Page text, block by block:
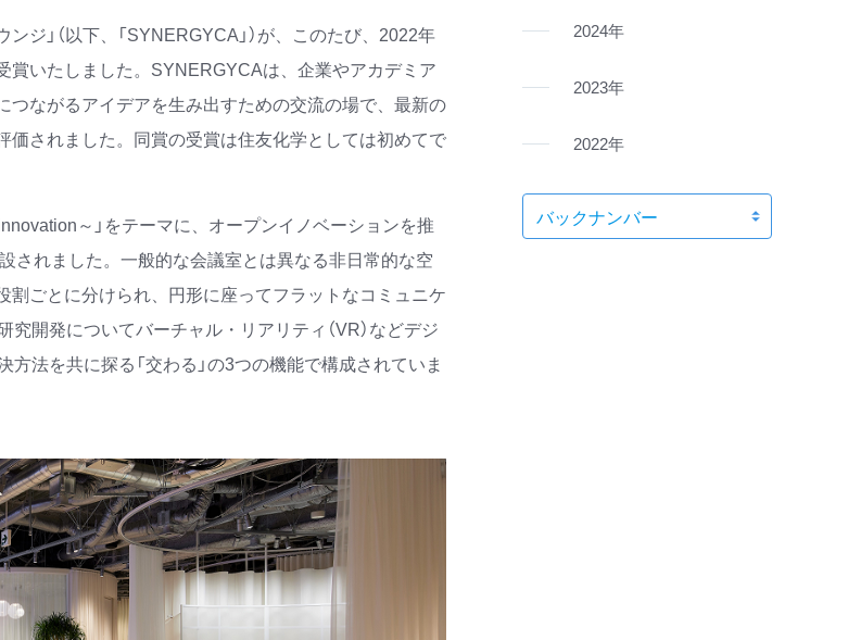
ジ」（以下、「SYNERGYCA」）が、このたび、2022年
賞いたしました。SYNERGYCAは、企業やアカデミア
ながるアイデアを生み出すための交流の場で、最新の
されました。同賞の受賞は住友化学としては初めてで
～」をテーマに、オープンイノベーションを推
されました。一般的な会議室とは異なる非日常的な空
ごとに分けられ、円形に座ってフラットなコミュニケ
開発についてバーチャル・リアリティ（VR）などデジ
法を共に探る「交わる」の3つの機能で構成されていま
2024年
2023年
2022年